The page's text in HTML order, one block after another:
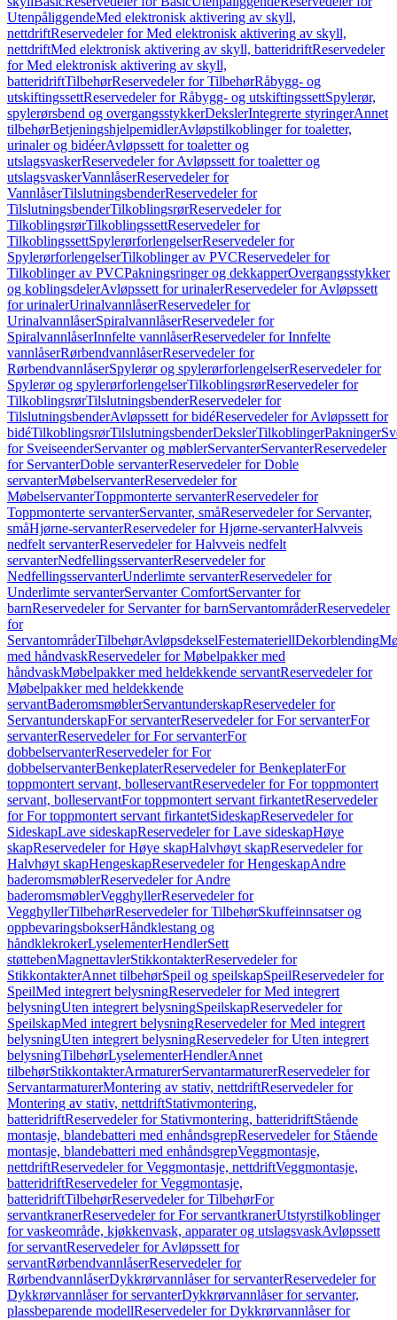
UtenpåliggendeMed elektronisk aktivering av skyll,
nettdriftReservedeler for Med elektronisk aktivering av skyll,
nettdriftMed elektronisk aktivering av skyll, batteridriftReservedeler
for Med elektronisk aktivering av skyll,
batteridriftTilbehørReservedeler for TilbehørRåbygg- og
utskiftingssettReservedeler for Råbygg- og utskiftingssettSpylerør,
spylerørsbend og overgangsstykkerDekslerIntegrerte styringerAnnet
tilbehørBetjeningshjelpemidlerAvløpstilkoblinger for toaletter,
urinaler og bidéerAvløpssett for toaletter og
utslagsvaskerReservedeler for Avløpssett for toaletter og
utslagsvaskerVannlåserReservedeler for
VannlåserTilslutningsbenderReservedeler for
TilslutningsbenderTilkoblingsrørReservedeler for
TilkoblingsrørTilkoblingssettReservedeler for
TilkoblingssettSpylerørforlengelserReservedeler for
SpylerørforlengelserTilkoblinger av PVCReservedeler for
Tilkoblinger av PVCPakningsringer og dekkapperOvergangsstykker
og koblingsdelerAvløpssett for urinalerReservedeler for Avløpssett
for urinalerUrinalvannlåserReservedeler for
UrinalvannlåserSpiralvannlåserReservedeler for
SpiralvannlåserInnfelte vannlåserReservedeler for Innfelte
vannlåserRørbendvannlåserReservedeler for
RørbendvannlåserSpylerør og spylerørforlengelserReservedeler for
Spylerør og spylerørforlengelserTilkoblingsrørReservedeler for
TilkoblingsrørTilslutningsbenderReservedeler for
TilslutningsbenderAvløpssett for bidéReservedeler for Avløpssett for
bidéTilkoblingsrørTilslutningsbenderDekslerTilkoblingerPakninger
for SveiseenderServanter og møblerServanterServanterReservedeler
for ServanterDoble servanterReservedeler for Doble
servanterMøbelservanterReservedeler for
MøbelservanterToppmonterte servanterReservedeler for
Toppmonterte servanterServanter, småReservedeler for Servanter,
småHjørne-servanterReservedeler for Hjørne-servanterHalvveis
nedfelt servanterReservedeler for Halvveis nedfelt
servanterNedfellingsservanterReservedeler for
NedfellingsservanterUnderlimte servanterReservedeler for
Underlimte servanterServanter ComfortServanter for
barnReservedeler for Servanter for barnServantområderReservedeler
for
ServantområderTilbehørAvløpsdekselFestemateriellDekorblending
med håndvaskReservedeler for Møbelpakker med
håndvaskMøbelpakker med heldekkende servantReservedeler for
Møbelpakker med heldekkende
servantBaderomsmøblerServantunderskapReservedeler for
ServantunderskapFor servanterReservedeler for For servanterFor
servanterReservedeler for For servanterFor
dobbelservanterReservedeler for For
dobbelservanterBenkeplaterReservedeler for BenkeplaterFor
toppmontert servant, bolleservantReservedeler for For toppmontert
servant, bolleservantFor toppmontert servant firkantetReservedeler
for For toppmontert servant firkantetSideskapReservedeler for
SideskapLave sideskapReservedeler for Lave sideskapHøye
skapReservedeler for Høye skapHalvhøyt skapReservedeler for
Halvhøyt skapHengeskapReservedeler for HengeskapAndre
baderomsmøblerReservedeler for Andre
baderomsmøblerVegghyllerReservedeler for
VegghyllerTilbehørReservedeler for TilbehørSkuffeinnsatser og
oppbevaringsbokserHåndklestang og
håndklekrokerLyselementerHendlerSett
støttebenMagnettavlerStikkontakterReservedeler for
StikkontakterAnnet tilbehørSpeil og speilskapSpeilReservedeler for
SpeilMed integrert belysningReservedeler for Med integrert
belysningUten integrert belysningSpeilskapReservedeler for
SpeilskapMed integrert belysningReservedeler for Med integrert
belysningUten integrert belysningReservedeler for Uten integrert
belysningTilbehørLyselementerHendlerAnnet
tilbehørStikkontakterArmaturerServantarmaturerReservedeler for
ServantarmaturerMontering av stativ, nettdriftReservedeler for
Montering av stativ, nettdriftStativmontering,
batteridriftReservedeler for Stativmontering, batteridriftStående
montasje, blandebatteri med enhåndsgrepReservedeler for Stående
montasje, blandebatteri med enhåndsgrepVeggmontasje,
nettdriftReservedeler for Veggmontasje, nettdriftVeggmontasje,
batteridriftReservedeler for Veggmontasje,
batteridriftTilbehørReservedeler for TilbehørFor
servantkranerReservedeler for For servantkranerUtstyrstilkoblinger
for vaskeområde, kjøkkenvask, apparater og utslagsvaskAvløpssett
for servantReservedeler for Avløpssett for
servantRørbendvannlåserReservedeler for
RørbendvannlåserDykkrørvannlåser for servanterReservedeler for
Dykkrørvannlåser for servanterDykkrørvannlåser for servanter,
plassbeparende modellReservedeler for Dykkrørvannlåser for